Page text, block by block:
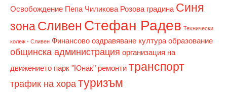
Освобождение Пепа Чиликова Розова градина Синя
зонаСливен Стефан Радев Технически
колеж - Сливен Финансово оздравяване култура образование
общинска администрация организация на
движението парк "Юнак" ремонти транспорт
трафик на хора туризъм